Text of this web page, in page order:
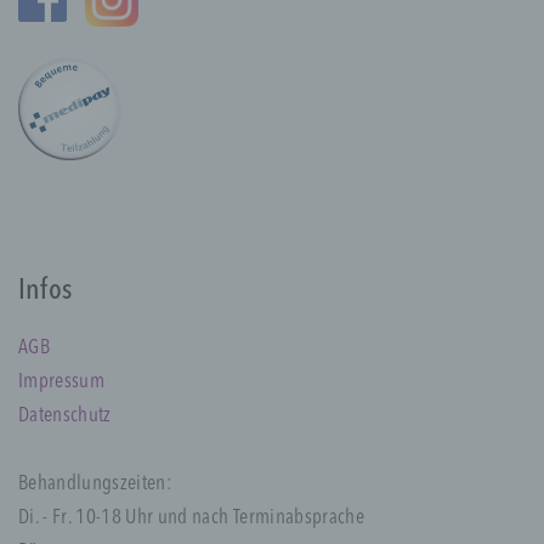
Infos
AGB
Impressum
Datenschutz
Behandlungszeiten:
Di. - Fr. 10-18 Uhr und nach Terminabsprache
Personenbezogene Daten sind alle
Informationen, die sich auf eine identifizierte
oder identifizierbare natürliche Person (im
genetischen, psychischen, wirtschaftlichen,
kulturellen oder sozialen Identität dieser